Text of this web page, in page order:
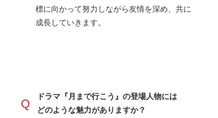
標に向かって努力しながら友情を深め、共に
成長していきます。
Q
ドラマ『月まで行こう』の登場人物には
どのような魅力がありますか？